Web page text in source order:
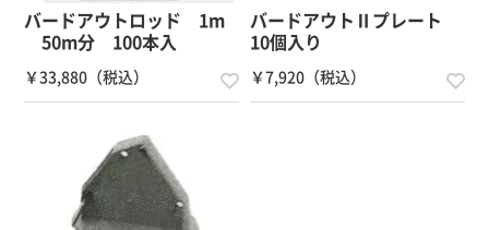
バードアウトロッド 1m
50m分 100本入
￥33,880（税込）
バードアウトⅡプレート
10個入り
￥7,920（税込）